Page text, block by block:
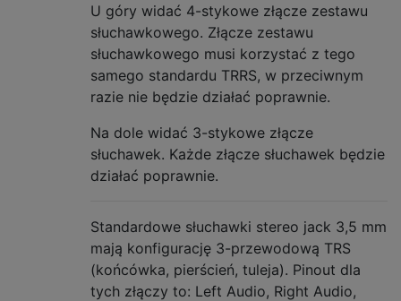
U góry widać 4-stykowe złącze zestawu
słuchawkowego. Złącze zestawu
słuchawkowego musi korzystać z tego
samego standardu TRRS, w przeciwnym
razie nie będzie działać poprawnie.
Na dole widać 3-stykowe złącze
słuchawek. Każde złącze słuchawek będzie
działać poprawnie.
Standardowe słuchawki stereo jack 3,5 mm
mają konfigurację 3-przewodową TRS
(końcówka, pierścień, tuleja). Pinout dla
tych złączy to: Left Audio, Right Audio,